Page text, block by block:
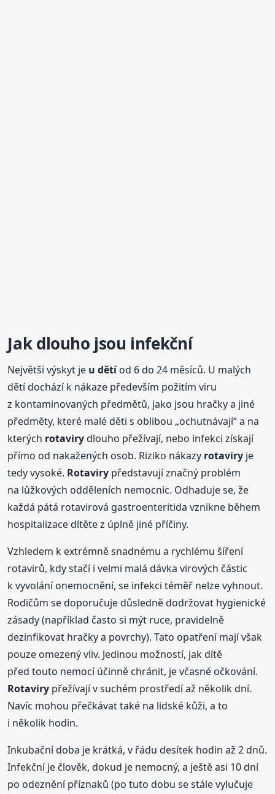
Jak dlouho jsou infekční
Největší výskyt je u dětíod 6 do 24 měsíců. U malých
dětí dochází k nákaze především požitím viru
z kontaminovaných předmětů, jako jsou hračky a jiné
předměty, které malé děti s oblibou „ochutnávají“ a na
kterých rotavirydlouho přežívají, nebo infekci získají
přímo od nakažených osob. Riziko nákazy rotaviry je
tedy vysoké. Rotaviry představují značný problém
na lůžkových odděleních nemocnic. Odhaduje se, že
každá pátá rotavirová gastroenteritida vznikne během
hospitalizace dítěte z úplně jiné příčiny.
Vzhledem k extrémně snadnému a rychlému šíření
rotavirů, kdy stačí i velmi malá dávka virových částic
k vyvolání onemocnění, se infekci téměř nelze vyhnout.
Rodičům se doporučuje důsledně dodržovat hygienické
zásady (například často si mýt ruce, pravidelně
dezinfikovat hračky a povrchy). Tato opatření mají však
pouze omezený vliv. Jedinou možností, jak dítě
před touto nemocí účinně chránit, je včasné očkování.
Rotaviry přežívají v suchém prostředí až několik dní.
Navíc mohou přečkávat také na lidské kůži, a to
i několik hodin.
Inkubační doba je krátká, v řádu desítek hodin až 2 dnů.
Infekční je člověk, dokud je nemocný, a ještě asi 10 dní
po odeznění příznaků (po tuto dobu se stále vylučuje